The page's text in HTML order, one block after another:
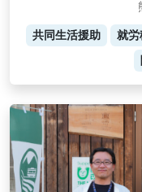
共同生活援助 就労